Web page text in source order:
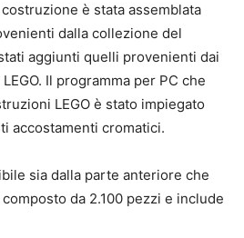
è stata assemblata
dalla collezione del
aggiunti quelli provenienti dai
Il programma per PC che
LEGO è stato impiegato
accostamenti cromatici.
sia dalla parte anteriore che
da 2.100 pezzi e include